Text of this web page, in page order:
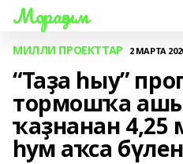
Мораҙым
МИЛЛИ ПРОЕКТТАР 2 МАРТА
“Таҙа һыу”
тормошҡа
ҡаҙнанан
һум аҡса